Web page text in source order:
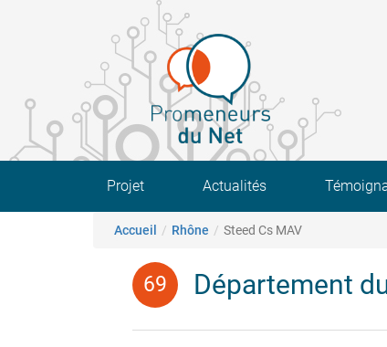
Main navigation
Projet Actualités
Fil d'Ariane
Accueil Rhône Steed Cs MAV
Département